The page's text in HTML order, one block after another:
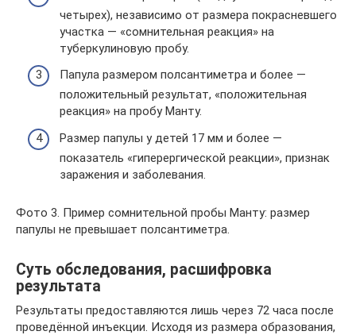
четырех), независимо от размера покрасневшего
участка — «сомнительная реакция» на
туберкулиновую пробу.
Папула размером полсантиметра и более —
положительный результат, «положительная
реакция» на пробу Манту.
Размер папулы у детей 17 мм и более —
показатель «гиперергической реакции», признак
заражения и заболевания.
Фото 3. Пример сомнительной пробы Манту: размер
папулы не превышает полсантиметра.
Суть обследования, расшифровка
результата
Результаты предоставляются лишь через 72 часа после
проведённой инъекции. Исходя из размера образования,